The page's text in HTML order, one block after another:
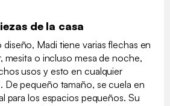
de la casa
Madi tiene varias flechas en
mesita o incluso mesa de noche,
usos y esto en cualquier
De pequeño tamaño, se cuela en
para los espacios pequeños. Su